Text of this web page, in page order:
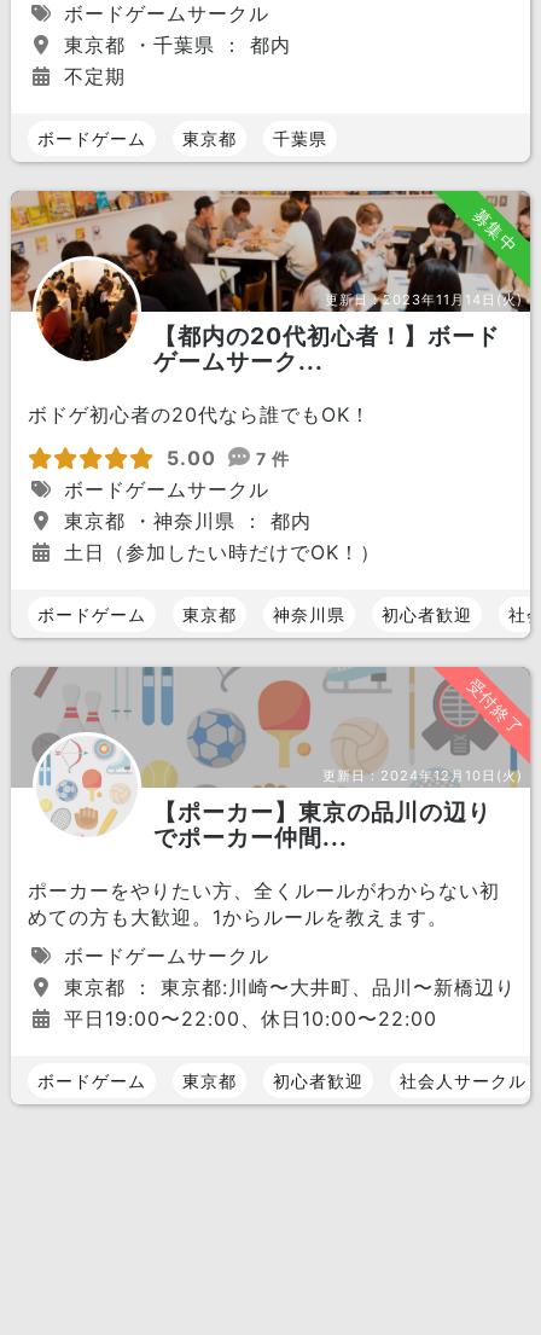
ボードゲームサークル
東京都 ・千葉県 ： 都内
不定期
ボードゲーム 東京都 千葉県
募集中
更新日：2023年11月14日(火)
【都内の20代初心者！】ボード
ゲームサーク...
ボドゲ初心者の20代なら誰でもOK！
5.00
7 件
ボードゲームサークル
東京都 ・神奈川県 ： 都内
土日（参加したい時だけでOK！）
ボードゲーム 東京都 神奈川県 初心者歓迎 社
受付終了
更新日： 2024年12月10日(火)
【ポーカー】東京の品川の辺り
でポーカー仲間...
ポーカーをやりたい方、全くルールがわからない初
めての方も大歓迎。1からルールを教えます。
ボードゲームサークル
東京都 ： 東京都:川崎〜大井町、品川〜新橋辺りま
平日19:00〜22:00、休日10:00〜22:00
ボードゲーム 東京都 初心者歓迎 社会人サークル